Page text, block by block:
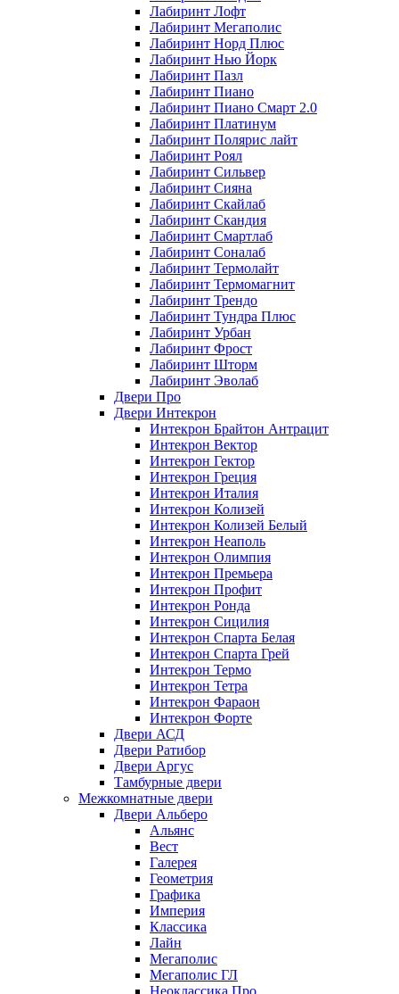
Лабиринт Лофт
Лабиринт Мегаполис
Лабиринт Норд Плюс
Лабиринт Нью Йорк
Лабиринт Пазл
Лабиринт Пиано
Лабиринт Пиано Смарт 2.0
Лабиринт Платинум
Лабиринт Полярис лайт
Лабиринт Роял
Лабиринт Сильвер
Лабиринт Сияна
Лабиринт Скайлаб
Лабиринт Скандия
Лабиринт Смартлаб
Лабиринт Соналаб
Лабиринт Термолайт
Лабиринт Термомагнит
Лабиринт Трендо
Лабиринт Тундра Плюс
Лабиринт Урбан
Лабиринт Фрост
Лабиринт Шторм
Лабиринт Эволаб
Двери Про
Двери Интекрон
Интекрон Брайтон Антрацит
Интекрон Вектор
Интекрон Гектор
Интекрон Греция
Интекрон Италия
Интекрон Колизей
Интекрон Колизей Белый
Интекрон Неаполь
Интекрон Олимпия
Интекрон Премьера
Интекрон Профит
Интекрон Ронда
Интекрон Сицилия
Интекрон Спарта Белая
Интекрон Спарта Грей
Интекрон Термо
Интекрон Тетра
Интекрон Фараон
Интекрон Форте
Двери АСД
Двери Ратибор
Двери Аргус
Тамбурные двери
Межкомнатные двери
Двери Альберо
Альянс
Вест
Галерея
Геометрия
Графика
Империя
Классика
Лайн
Мегаполис
Мегаполис ГЛ
Неоклассика Про